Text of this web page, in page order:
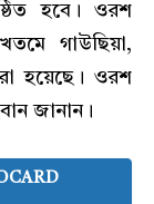
হবে। ওরশ
গাউছিয়া,
হয়েছে। ওরশ
জানান।